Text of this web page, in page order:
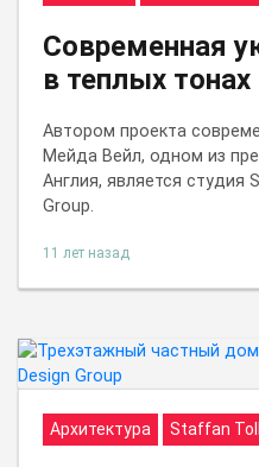
Современная
в теплых тонах
Автором проекта
Мейда Вейл, одном из
Англия, является студия
Group.
11 лет назад
Архитектура Staffan